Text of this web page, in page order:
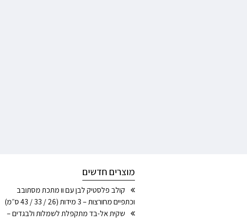
מוצרים חדשים
קולב פלסטיק לבן עם וו מתכת מסתובב
וכתפיים מחורצות – 3 מידות (26 / 33 / 43 ס״מ)
שקית אל-בד מתקפלת לשמלות ולבגדים –